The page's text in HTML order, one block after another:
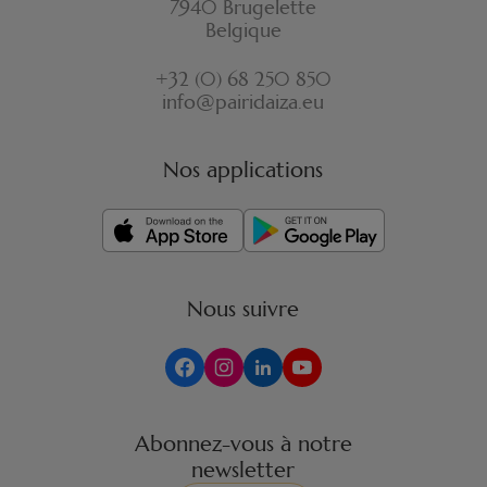
7940 Brugelette
Belgique
+32 (0) 68 250 850
info@pairidaiza.eu
Nos applications
Nous suivre
Abonnez-vous à notre
newsletter